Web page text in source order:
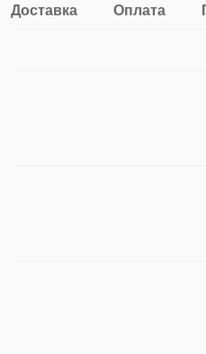
Доставка Оплата